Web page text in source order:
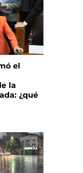
el
la
¿qué